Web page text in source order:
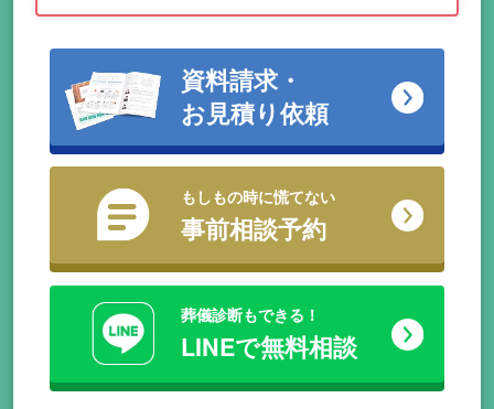
資料請求・
お見積り依頼
もしもの時に慌てない
事前相談予約
葬儀診断もできる！
LINEで無料相談